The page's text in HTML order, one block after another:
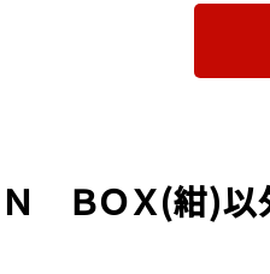
Ｎ ＢＯＸ(紺)以